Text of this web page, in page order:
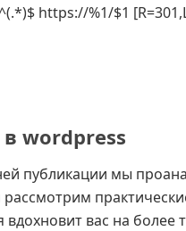
https://%1/$1
в wordpress
публикации мы
вас на более